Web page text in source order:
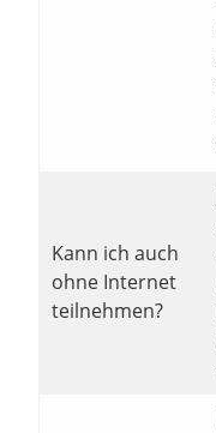
Kann ich auch
ohne Internet
teilnehmen?